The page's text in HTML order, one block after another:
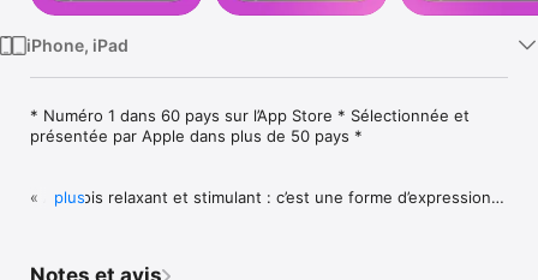
iPhone, iPad
* Numéro 1 dans 60 pays sur l’App Store * Sélectionnée et
présentée par Apple dans plus de 50 pays *
« À la fois relaxant et stimulant : c’est une forme d’expression
plus
Notes et avis